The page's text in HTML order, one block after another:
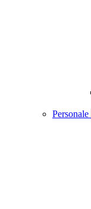
Personale